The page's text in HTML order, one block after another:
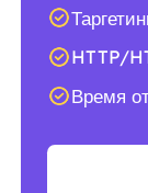
HTTP/
Время